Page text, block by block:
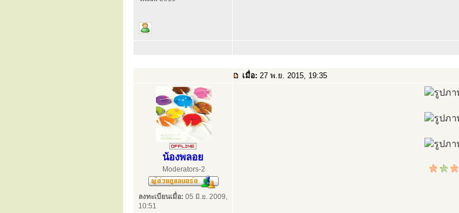
เมื่อ: 27 พ.ย. 2015, 19:35
น้องพลอย
Moderators-2
ลงทะเบียนเมื่อ: 05 มิ.ย. 2009,
10:51